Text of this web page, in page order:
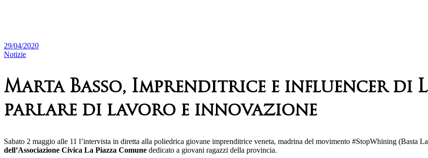
29/04/2020
Notizie
Marta Basso, Imprenditrice e influencer di
parlare di lavoro e innovazione
Sabato 2 maggio alle 11 l’intervista in diretta alla poliedrica giovane imprenditrice veneta, madrina del movimento #StopWhining (Basta
dell’Associazione Civica La Piazza Comune dedicato a giovani ragazzi della provincia.